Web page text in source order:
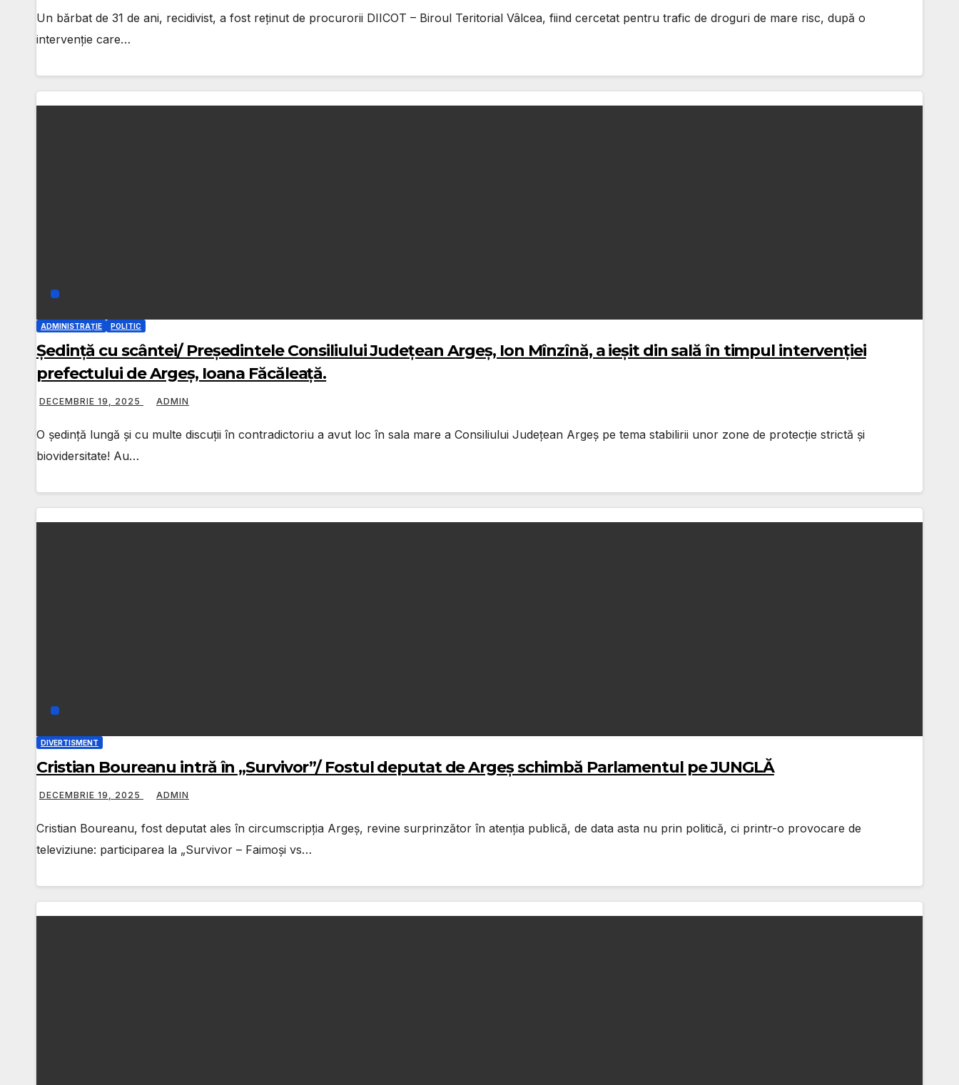
Un bărbat de 31 de ani, recidivist, a fost reținut de procurorii DIICOT – Biroul Teritorial Vâlcea, fiind cercetat pentru trafic de droguri de mare risc, după o
intervenție care…
ADMINISTRAȚIE POLITIC
Ședință cu scântei/ Președintele Consiliului Județean Argeș, Ion Mînzînă, a ieșit din sală în timpul intervenției
prefectului de Argeș, Ioana Făcăleață.
DECEMBRIE 19, 2025 ADMIN
O ședință lungă și cu multe discuții în contradictoriu a avut loc în sala mare a Consiliului Județean Argeș pe tema stabilirii unor zone de protecție strictă și
biovidersitate! Au…
DIVERTISMENT
Cristian Boureanu intră în „Survivor”/ Fostul deputat de Argeș schimbă Parlamentul pe JUNGLĂ
DECEMBRIE 19, 2025 ADMIN
Cristian Boureanu, fost deputat ales în circumscripția Argeș, revine surprinzător în atenția publică, de data asta nu prin politică, ci printr-o provocare de
televiziune: participarea la „Survivor – Faimoși vs…